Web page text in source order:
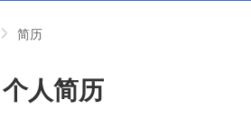
简历
个人简历